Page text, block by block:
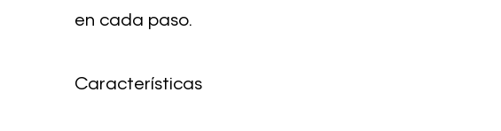
en cada paso.
Características